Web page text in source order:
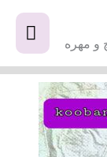
و مهره